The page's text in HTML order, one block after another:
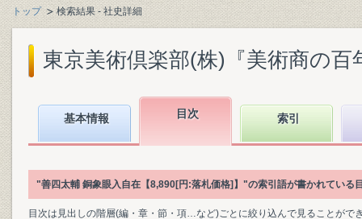
トップ 検索結果 - 社史詳細
東京美術倶楽部(株)『美術商の
基本情報 目次 索引
"善四太輔 銅象眼入自在【8,890[円:落札価格]】"の索引語が書かれている
目次は見出しの階層(編・章・節・項…など)ごとに絞り込んで見ることがで